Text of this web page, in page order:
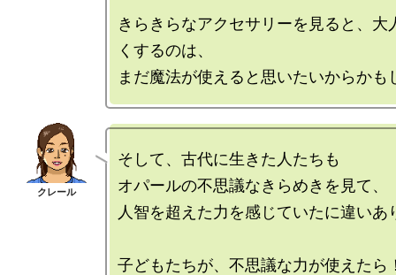
きらきらなアクセサリーを見ると、大
くするのは、
そして、古代に生きた人たちも
オパールの不思議なきらめきを見て、
人智を超えた力を感じていたに違いあ
子どもたちが、不思議な力が使えたら